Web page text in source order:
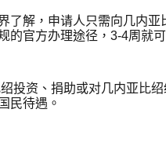
了解，申请人只需向几内
的官方办理途径，3-4周就
投资、捐助或对几内亚比
民待遇。